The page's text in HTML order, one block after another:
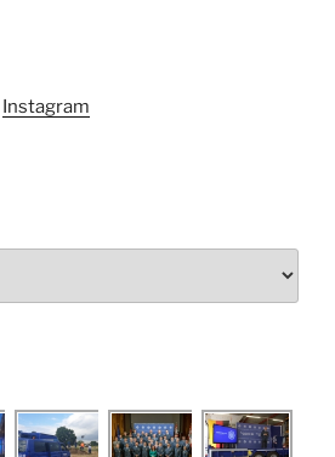
Instagram